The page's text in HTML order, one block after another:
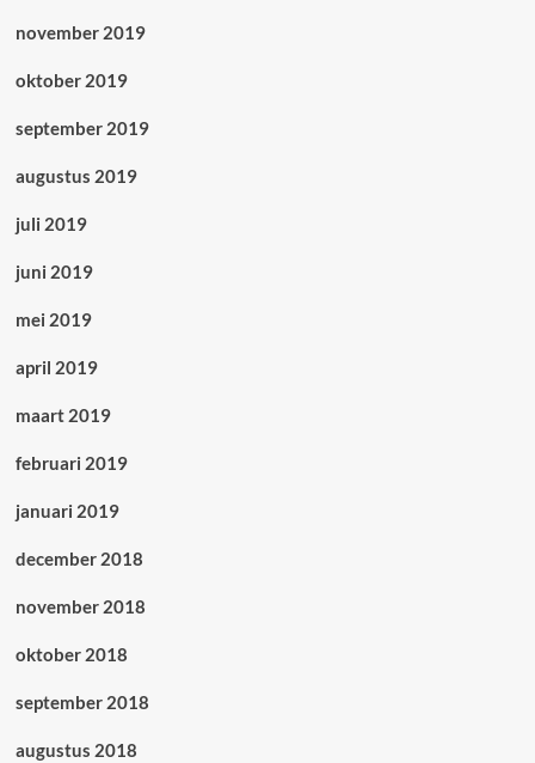
november 2019
oktober 2019
september 2019
augustus 2019
juli 2019
juni 2019
mei 2019
april 2019
maart 2019
februari 2019
januari 2019
december 2018
november 2018
oktober 2018
september 2018
augustus 2018